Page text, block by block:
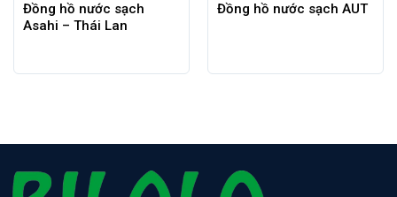
Đồng hồ nước sạch
Asahi – Thái Lan
Đồng hồ nước sạch AUT